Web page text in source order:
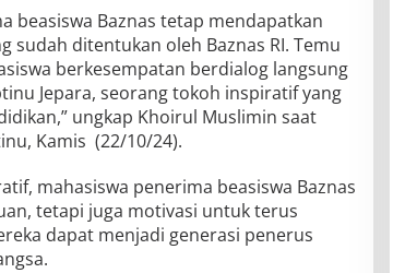
beasiswa Baznas tetap mendapatkan
sudah ditentukan oleh Baznas RI. Temu
berkesempatan berdialog langsung
Jepara, seorang tokoh inspiratif yang
ungkap Khoirul Muslimin saat
Kamis (22/10/24).
mahasiswa penerima beasiswa Baznas
tetapi juga motivasi untuk terus
dapat menjadi generasi penerus